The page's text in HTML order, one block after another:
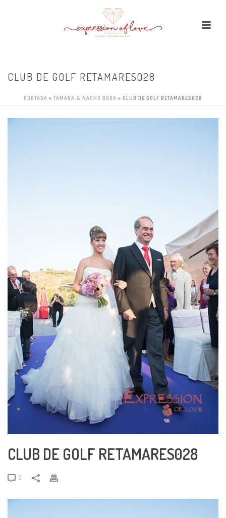
CLUB DE GOLF RETAMARES028
PORTADA » TAMARA & NACHO BODA » CLUB DE GOLF RETAMARES028
CLUB DE GOLF RETAMARES028
0